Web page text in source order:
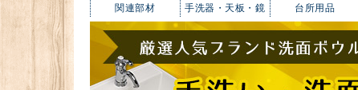
関連部材
手洗器・天板・鏡
台所用品